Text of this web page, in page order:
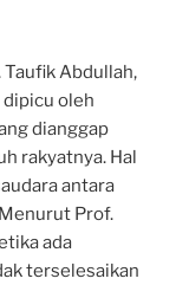
Abdullah,
oleh
dianggap
rakyatnya. Hal
antara
Prof.
ada
terselesaikan